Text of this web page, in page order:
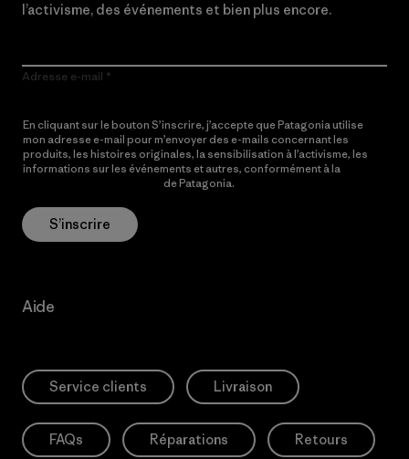
l’activisme, des événements et bien plus encore.
Adresse e-mail
En cliquant sur le bouton S’inscrire, j’accepte que Patagonia utilise
mon adresse e-mail pour m’envoyer des e-mails concernant les
produits, les histoires originales, la sensibilisation à l’activisme, les
informations sur les événements et autres, conformément à la
de Patagonia.
S’inscrire
Aide
Service clients Livraison
FAQs Réparations Retours